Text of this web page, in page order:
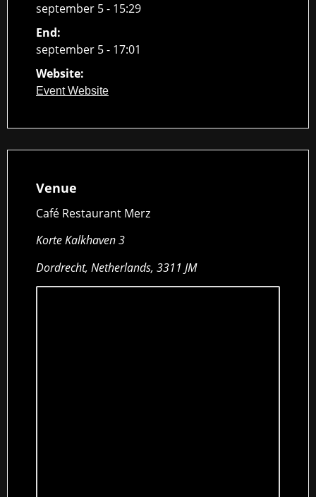
september 5 - 15:29
End:
september 5 - 17:01
Website:
Event Website
Venue
Café Restaurant Merz
Korte Kalkhaven 3
Dordrecht, Netherlands, 3311 JM